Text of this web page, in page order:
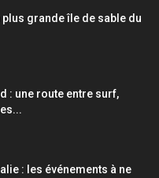
grande île de sable du
: une route entre surf,
: les événements à ne